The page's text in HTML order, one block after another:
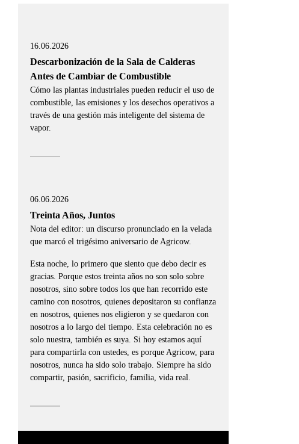
16.06.2026
Descarbonización de la Sala de Calderas
Antes de Cambiar de Combustible
Cómo las plantas industriales pueden reducir el uso de
combustible, las emisiones y los desechos operativos a
través de una gestión más inteligente del sistema de
vapor.
06.06.2026
Treinta Años, Juntos
Nota del editor: un discurso pronunciado en la velada
que marcó el trigésimo aniversario de Agricow.
Esta noche, lo primero que siento que debo decir es
gracias. Porque estos treinta años no son solo sobre
nosotros, sino sobre todos los que han recorrido este
camino con nosotros, quienes depositaron su confianza
en nosotros, quienes nos eligieron y se quedaron con
nosotros a lo largo del tiempo. Esta celebración no es
solo nuestra, también es suya. Si hoy estamos aquí
para compartirla con ustedes, es porque Agricow, para
nosotros, nunca ha sido solo trabajo. Siempre ha sido
compartir, pasión, sacrificio, familia, vida real.